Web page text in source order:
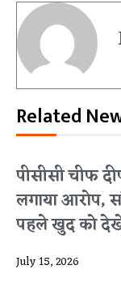
Related
पीसीसी चीफ
लगाया आरोप,
पहले खुद को
July 15, 2026